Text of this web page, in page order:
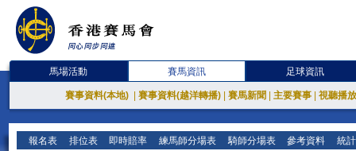
馬場活動 賽馬資訊 足球資訊
賽事資料(本地) 賽事資料(越洋轉播) 賽馬新聞 主要賽事 視聽播
報名表 排位表 即時賠率 練馬師分場表 騎師分場表 參考資料 統